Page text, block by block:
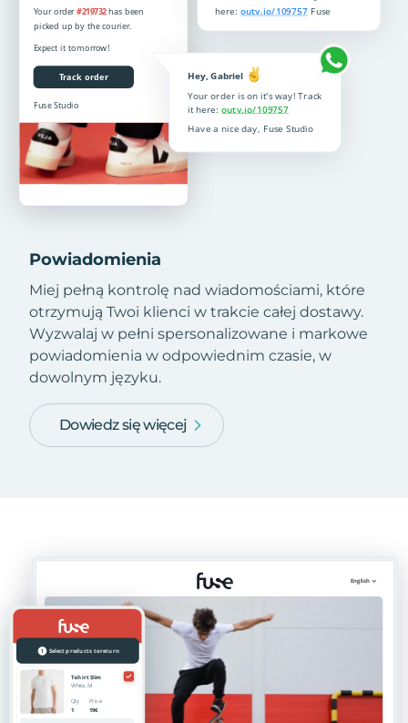
Powiadomienia
Miej pełną kontrolę nad wiadomościami, które
otrzymują Twoi klienci w trakcie całej dostawy.
Wyzwalaj w pełni spersonalizowane i markowe
powiadomienia w odpowiednim czasie, w
dowolnym języku.
Dowiedz się więcej